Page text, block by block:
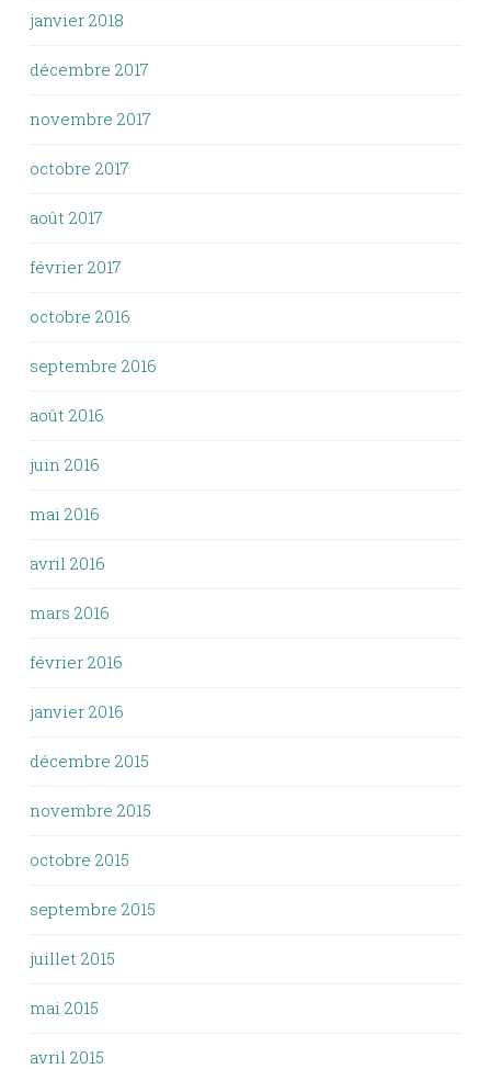
janvier 2018
décembre 2017
novembre 2017
octobre 2017
août 2017
février 2017
octobre 2016
septembre 2016
août 2016
juin 2016
mai 2016
avril 2016
mars 2016
février 2016
janvier 2016
décembre 2015
novembre 2015
octobre 2015
septembre 2015
juillet 2015
mai 2015
avril 2015